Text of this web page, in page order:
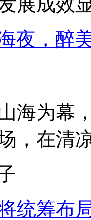
夜，醉
为幕，
，在清
统筹布